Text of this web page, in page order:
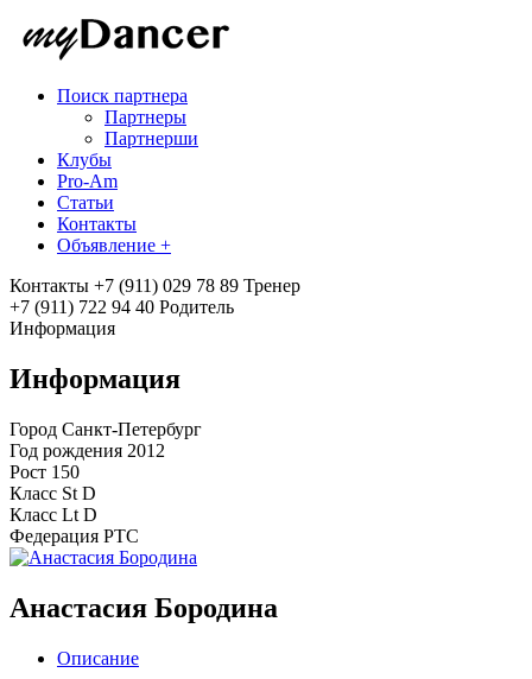
Поиск партнера
Партнеры
Партнерши
Клубы
Pro-Am
Статьи
Контакты
Объявление +
Контакты +7 (911) 029 78 89 Тренер
+7 (911) 722 94 40 Родитель
Информация
Информация
Город Санкт-Петербург
Год рождения 2012
Рост 150
Класс St D
Класс Lt D
Федерация РТС
Анастасия Бородина
Описание